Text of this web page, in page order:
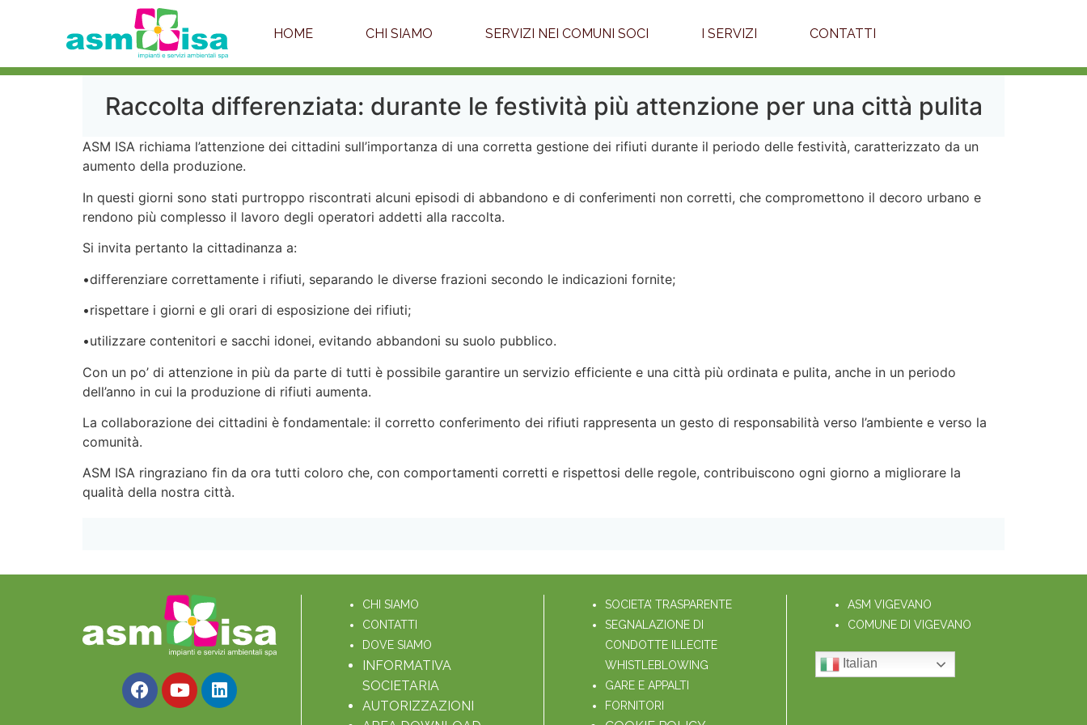
HOME CHI SIAMO SERVIZI NEI COMUNI SOCI I SERVIZI CONTATTI
Raccolta differenziata: durante le festività più attenzione per una città pulita
ASM ISA richiama l’attenzione dei cittadini sull’importanza di una corretta gestione dei rifiuti durante il periodo delle festività, caratterizzato da un
aumento della produzione.
In questi giorni sono stati purtroppo riscontrati alcuni episodi di abbandono e di conferimenti non corretti, che compromettono il decoro urbano e
rendono più complesso il lavoro degli operatori addetti alla raccolta.
Si invita pertanto la cittadinanza a:
•differenziare correttamente i rifiuti, separando le diverse frazioni secondo le indicazioni fornite;
•rispettare i giorni e gli orari di esposizione dei rifiuti;
•utilizzare contenitori e sacchi idonei, evitando abbandoni su suolo pubblico.
Con un po’ di attenzione in più da parte di tutti è possibile garantire un servizio efficiente e una città più ordinata e pulita, anche in un periodo
dell’anno in cui la produzione di rifiuti aumenta.
La collaborazione dei cittadini è fondamentale: il corretto conferimento dei rifiuti rappresenta un gesto di responsabilità verso l’ambiente e verso la
comunità.
ASM ISA ringraziano fin da ora tutti coloro che, con comportamenti corretti e rispettosi delle regole, contribuiscono ogni giorno a migliorare la
qualità della nostra città.
CHI SIAMO
CONTATTI
DOVE SIAMO
INFORMATIVA
SOCIETARIA
AUTORIZZAZIONI
SOCIETA’ TRASPARENTE
SEGNALAZIONE DI
CONDOTTE ILLECITE
WHISTLEBLOWING
GARE E APPALTI
FORNITORI
ASM VIGEVANO
COMUNE DI VIGEVANO
Italian